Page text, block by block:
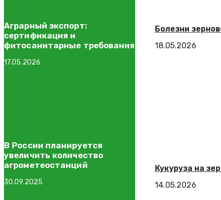
Болезни
18.05.2026
Кукуруза на
14.05.2026
Аграрный экспорт:
сертификация и
фитосанитарные требования
17.05.2026
В России планируется
увеличить количество
агрометеостанций
30.09.2025